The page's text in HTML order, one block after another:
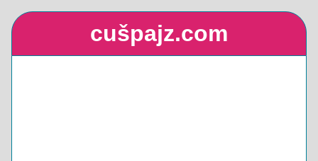
cušpajz.com